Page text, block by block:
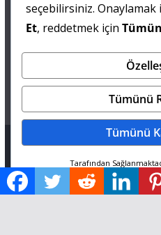
Mesut IŞIKAY
admin@sultanmagazin.com
Tüm hakları saklıdır
Tema: ThemeGrill tarafından
seçebilirsiniz. Onaylamak
Et, reddetmek için
Tümünü
Tümünü
Tarafından